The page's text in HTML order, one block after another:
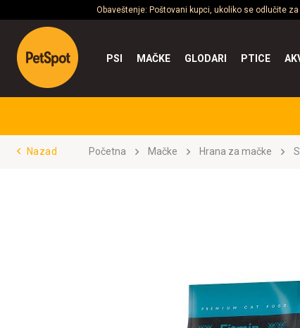
Obaveštenje: Poštovani kupci, ukoliko se odlučite
PSI MAČKE GLODARI PTICE
Nazad Početna Mačke Hrana za mačke